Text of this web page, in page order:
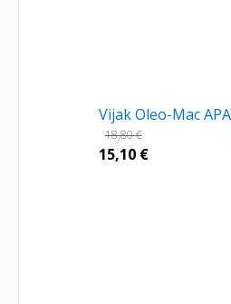
Vijak Oleo-Mac
18,80€
15,10 €